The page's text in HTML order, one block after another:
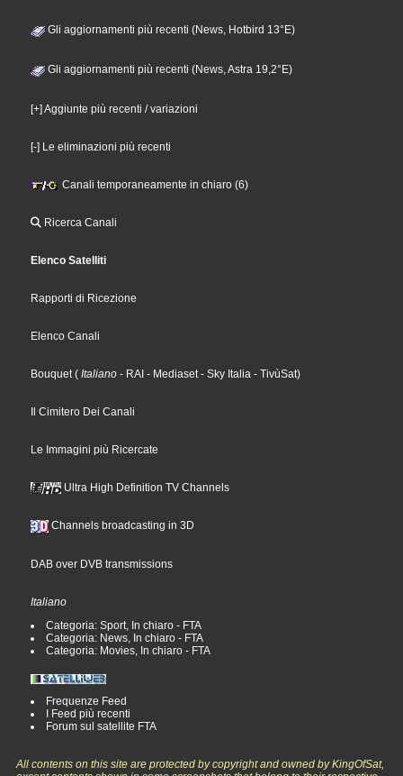
Gli aggiornamenti più recenti (News, Hotbird 13°E)
Gli aggiornamenti più recenti (News, Astra 19,2°E)
[+] Aggiunte più recenti / variazioni
[-] Le eliminazioni più recenti
Canali temporaneamente in chiaro (6)
Ricerca Canali
Elenco Satelliti
Rapporti di Ricezione
Elenco Canali
Bouquet( Italiano - RAI - Mediaset- Sky Italia - TivùSat)
Il Cimitero Dei Canali
Le Immagini più Ricercate
Ultra High Definition TV Channels
Channels broadcasting in 3D
DAB over DVB transmissions
Italiano
Categoria: Sport, In chiaro - FTA
Categoria: News, In chiaro - FTA
Categoria: Movies, In chiaro - FTA
Frequenze Feed
I Feed più recenti
Forum sul satellite FTA
All contents on this site are protected by copyright and owned by KingOfSat,